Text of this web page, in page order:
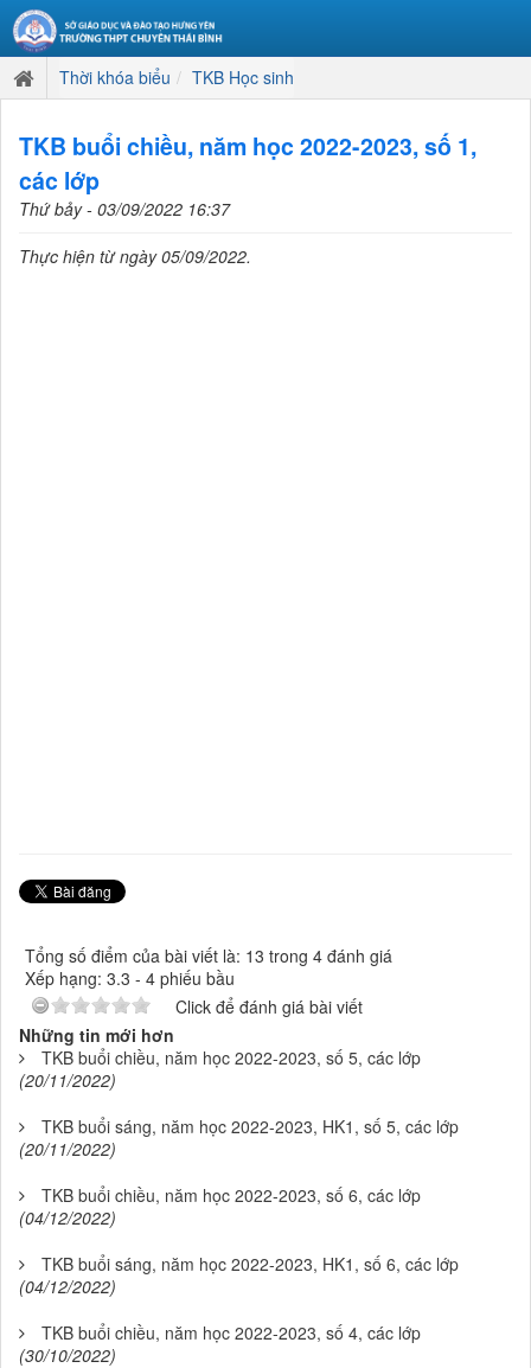
Thời khóa biểu TKB Học sinh
TKB buổi chiều, năm học 2022-2023, số 1,
các lớp
Thứ bảy - 03/09/2022 16:37
Thực hiện từ ngày 05/09/2022.
Tổng số điểm của bài viết là: 13 trong 4 đánh giá
Xếp hạng: 3.3 - 4 phiếu bầu
Click để đánh giá bài viết
Những tin mới hơn
TKB buổi chiều, năm học 2022-2023, số 5, các lớp
(20/11/2022)
TKB buổi sáng, năm học 2022-2023, HK1, số 5, các lớp
(20/11/2022)
TKB buổi chiều, năm học 2022-2023, số 6, các lớp
(04/12/2022)
TKB buổi sáng, năm học 2022-2023, HK1, số 6, các lớp
(04/12/2022)
TKB buổi chiều, năm học 2022-2023, số 4, các lớp
(30/10/2022)